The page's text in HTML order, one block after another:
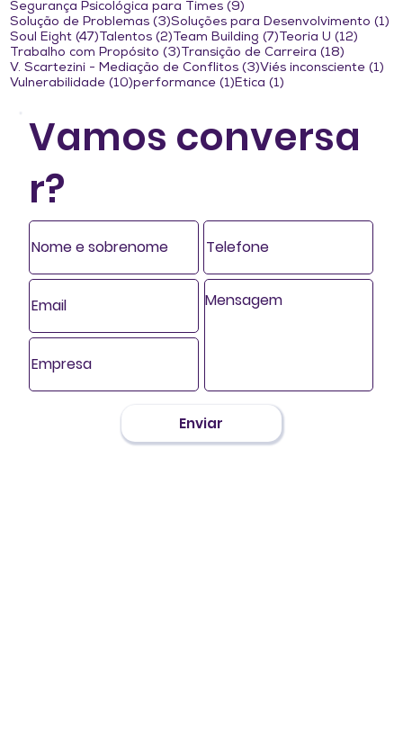
Segurança Psicológica para Times (9)
Solução de Problemas (3)3 posts
Soluções para Desenvolvimento (1)
Soul Eight (47) 47 posts
Talentos (2) 2 posts
Team Building (7) 7 posts
Teoria U (12)
Trabalho com Propósito (3) 3 posts
Transição de Carreira (18)
V. Scartezini - Mediação de Conflitos (3)3 posts
Viés inconsciente (1)
Vulnerabilidade (10)10 posts
performance (1)1 post
Ética (1)
Vamos conversa
r?
Enviar